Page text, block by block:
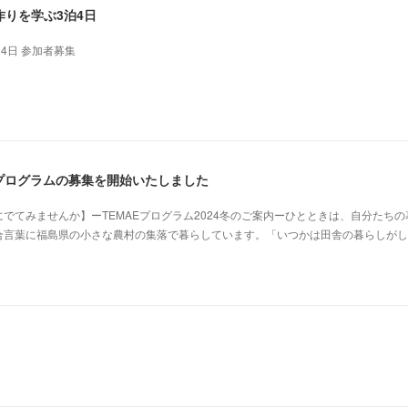
を学ぶ3泊4日
日 参加者募集
グラムの募集を開始いたしました
てみませんか】ーTEMAEプログラム2024冬のご案内ーひとときは、自分たち
葉に福島県の小さな農村の集落で暮らしています。「いつかは田舎の暮らしが